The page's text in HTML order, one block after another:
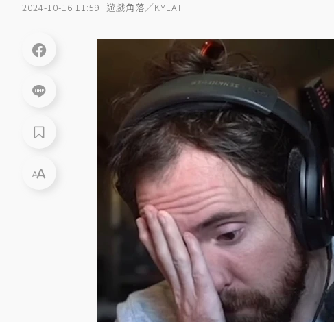
2024-10-16 11:59 遊戲角落／KYLAT